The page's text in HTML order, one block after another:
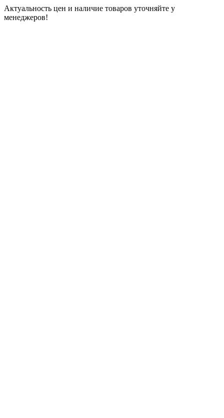
Актуальность цен и наличие товаров уточняйте у
менеджеров!